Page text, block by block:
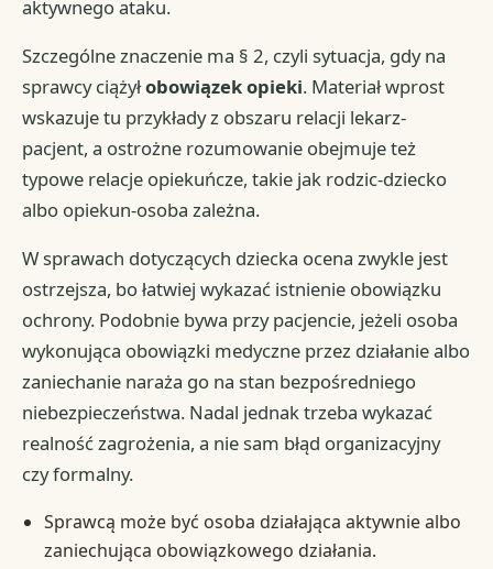
aktywnego ataku.
Szczególne znaczenie ma § 2, czyli sytuacja, gdy na
sprawcy ciążyłobowiązek opieki. Materiał wprost
wskazuje tu przykłady z obszaru relacji lekarz-
pacjent, a ostrożne rozumowanie obejmuje też
typowe relacje opiekuńcze, takie jak rodzic-dziecko
albo opiekun-osoba zależna.
W sprawach dotyczących dziecka ocena zwykle jest
ostrzejsza, bo łatwiej wykazać istnienie obowiązku
ochrony. Podobnie bywa przy pacjencie, jeżeli osoba
wykonująca obowiązki medyczne przez działanie albo
zaniechanie naraża go na stan bezpośredniego
niebezpieczeństwa. Nadal jednak trzeba wykazać
realność zagrożenia, a nie sam błąd organizacyjny
czy formalny.
Sprawcą może być osoba działająca aktywnie albo
zaniechująca obowiązkowego działania.